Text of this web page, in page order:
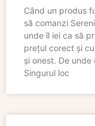
Când un produs
să comanzi
unde îl iei ca să
prețul corect și
și onest. De unde
Singurul loc